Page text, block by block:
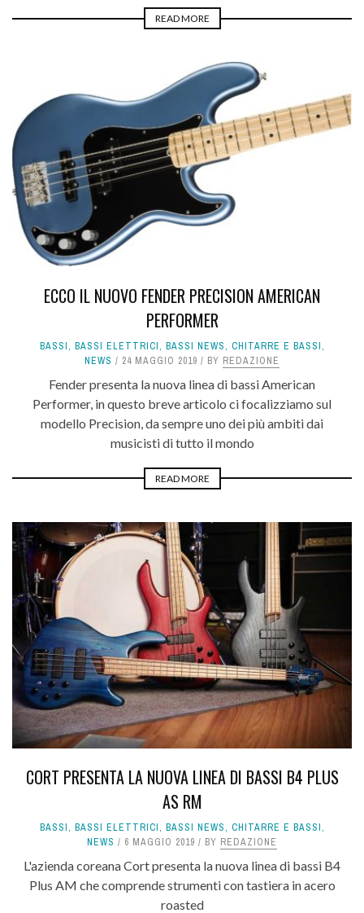
READ MORE
ECCO IL NUOVO FENDER PRECISION AMERICAN
PERFORMER
BASSI, BASSI ELETTRICI, BASSI NEWS, CHITARRE E BASSI,
NEWS
24 MAGGIO 2019 BY REDAZIONE
Fender presenta la nuova linea di bassi American
Performer, in questo breve articolo ci focalizziamo sul
modello Precision, da sempre uno dei più ambiti dai
musicisti di tutto il mondo
READ MORE
CORT PRESENTA LA NUOVA LINEA DI BASSI B4 PLUS
AS RM
BASSI, BASSI ELETTRICI, BASSI NEWS, CHITARRE E BASSI,
NEWS
6 MAGGIO 2019 BY REDAZIONE
L'azienda coreana Cort presenta la nuova linea di bassi B4
Plus AM che comprende strumenti con tastiera in acero
roasted